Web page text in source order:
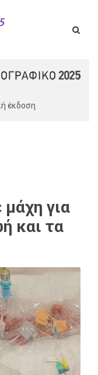
έκδοση
για
και τα